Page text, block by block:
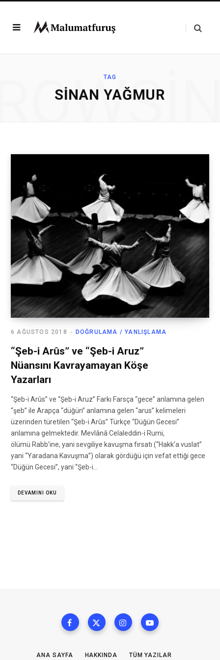
TAG
SINAN YAĞMUR
DOĞRULAMA / YANLIŞLAMA
6 AĞUSTOS 2018
“Şeb-i Arûs” ve “Şeb-i Aruz”
Nüansını Kavrayamayan Köşe
Yazarları
“Şeb-i Arûs” ve “Şeb-i Aruz” Farkı Farsça “gece” anlamına gelen
“şeb” ile Arapça “düğün” anlamına gelen “arus” kelimeleri
üzerinden türetilen “Şeb-i Arûs” Türkçe “Düğün Gecesi”
anlamına gelmektedir. Mevlânâ Celaleddin-i Rumi,
ölümü Rabb’ine, yani sevgiliye kavuşma fırsatı (“Hakk’a vuslat”
yani “Yaradana Kavuşma”) olarak gördüğü için vefat ettiği gece
“Düğün Gecesi”, yani “Şeb-i…
DEVAMINI OKU
ANA SAYFA HAKKINDA TÜM YAZILAR